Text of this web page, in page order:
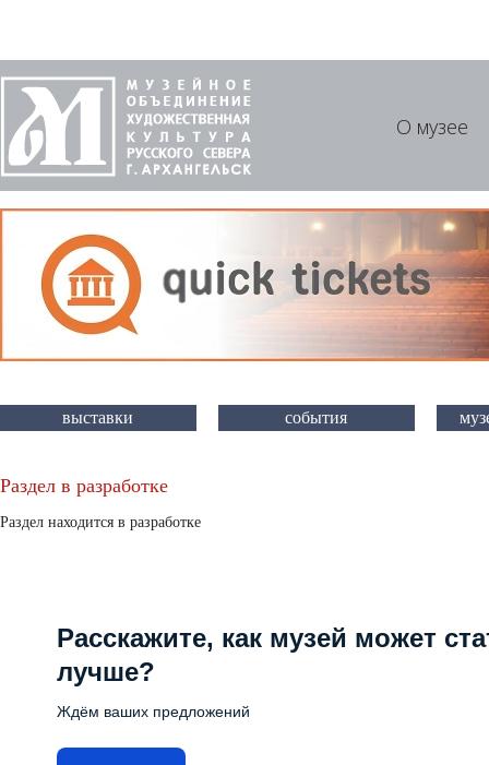
О музее
выставки события
Раздел в разработке
Раздел находится в разработке
Расскажите, как музей может
лучше?
Ждём ваших предложений